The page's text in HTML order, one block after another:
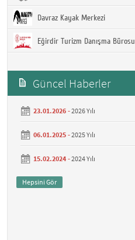
Davraz Kayak Merkezi
Eğirdir Turizm Danışma Bürosu
Güncel Haberler
23.01.2026 -2026 Yılı
06.01.2025 -2025 Yılı
15.02.2024 -2024 Yılı
Hepsini Gör